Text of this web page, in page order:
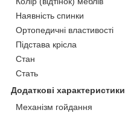
Наявність спинки
Ортопедичні властивості
Підстава крісла
Стан
Стать
Додаткові характеристики
Механізм гойдання